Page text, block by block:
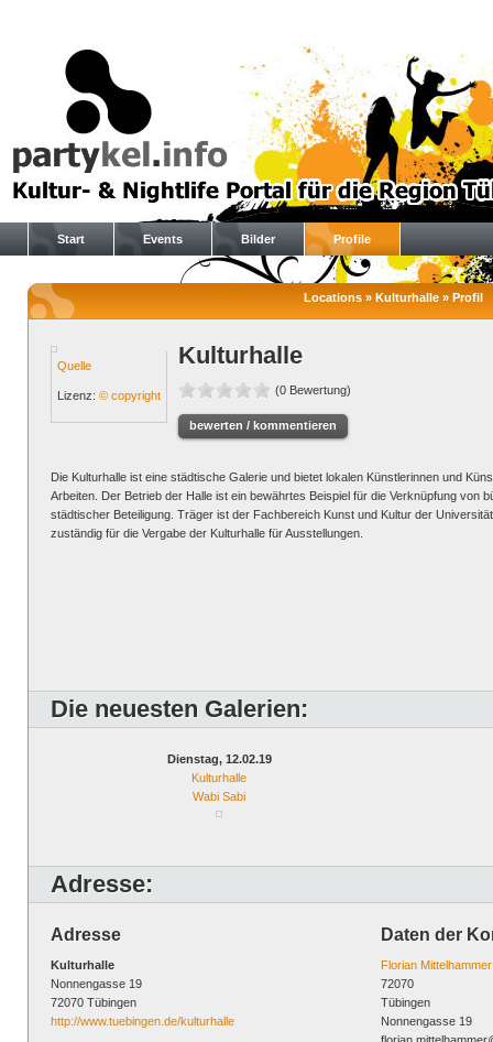
Start Events Bilder Profile
Locations » Kulturhalle » Profil
Quelle
Lizenz: © copyright
Kulturhalle
(0 Bewertung)
bewerten / kommentieren
Die Kulturhalle ist eine städtische Galerie und bietet lokalen Künstlerinnen und
Arbeiten. Der Betrieb der Halle ist ein bewährtes Beispiel für die Verknüpfung von
städtischer Beteiligung. Träger ist der Fachbereich Kunst und Kultur der
zuständig für die Vergabe der Kulturhalle für Ausstellungen.
Die neuesten Galerien:
Dienstag, 12.02.19
Kulturhalle
Wabi Sabi
Adresse:
Adresse
Kulturhalle
Nonnengasse 19
72070 Tübingen
http://www.tuebingen.de/kulturhalle
Daten der
Florian Mittelhammer
72070
Tübingen
Nonnengasse 19